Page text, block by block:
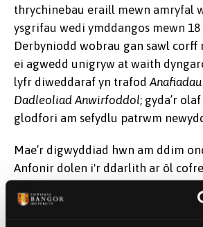
thrychinebau eraill mewn amryfal
ysgrifau wedi ymddangos mewn
Derbyniodd wobrau gan sawl corff
ei agwedd unigryw at waith
lyfr diweddaraf yn trafod
Dadleoliad Anwirfoddol; gyda’r
glodfori am sefydlu patrwm
Mae’r digwyddiad hwn am ddim
Anfonir dolen i'r ddarlith ar ôl
Darlith o gael ei gyflwyno drwy